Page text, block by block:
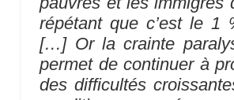
répétant que c’est le 1
[…] Or la crainte
permet de continuer à
des difficultés